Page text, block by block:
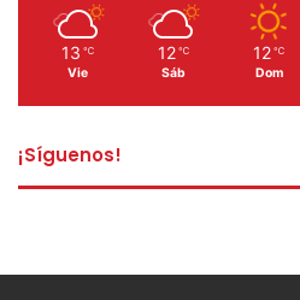
13 ℃
Vie
12 ℃
Sáb
12 ℃
Dom
¡Síguenos!